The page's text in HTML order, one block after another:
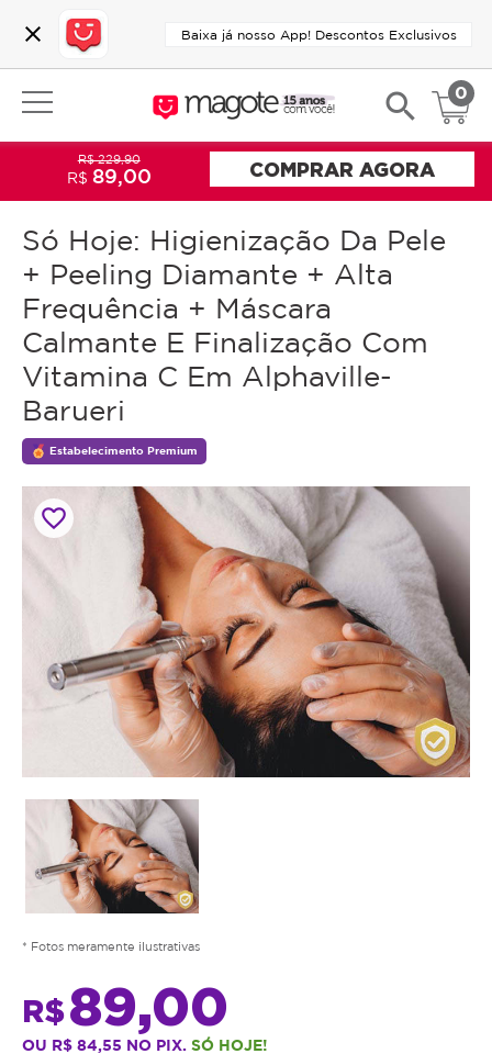
close Baixa já nosso App! Descontos Exclusivos
search 0
Só Hoje: Higienização Da Pele
+ Peeling Diamante + Alta
Frequência + Máscara
Calmante E Finalização Com
Vitamina C Em Alphaville-
Barueri
Estabelecimento Premium
favorite_border
* Fotos meramente ilustrativas
R$89,00
OU R$ 84,55 NO PIX. SÓ HOJE!
R$ 229,90
R$ 89,00 COMPRAR AGORA